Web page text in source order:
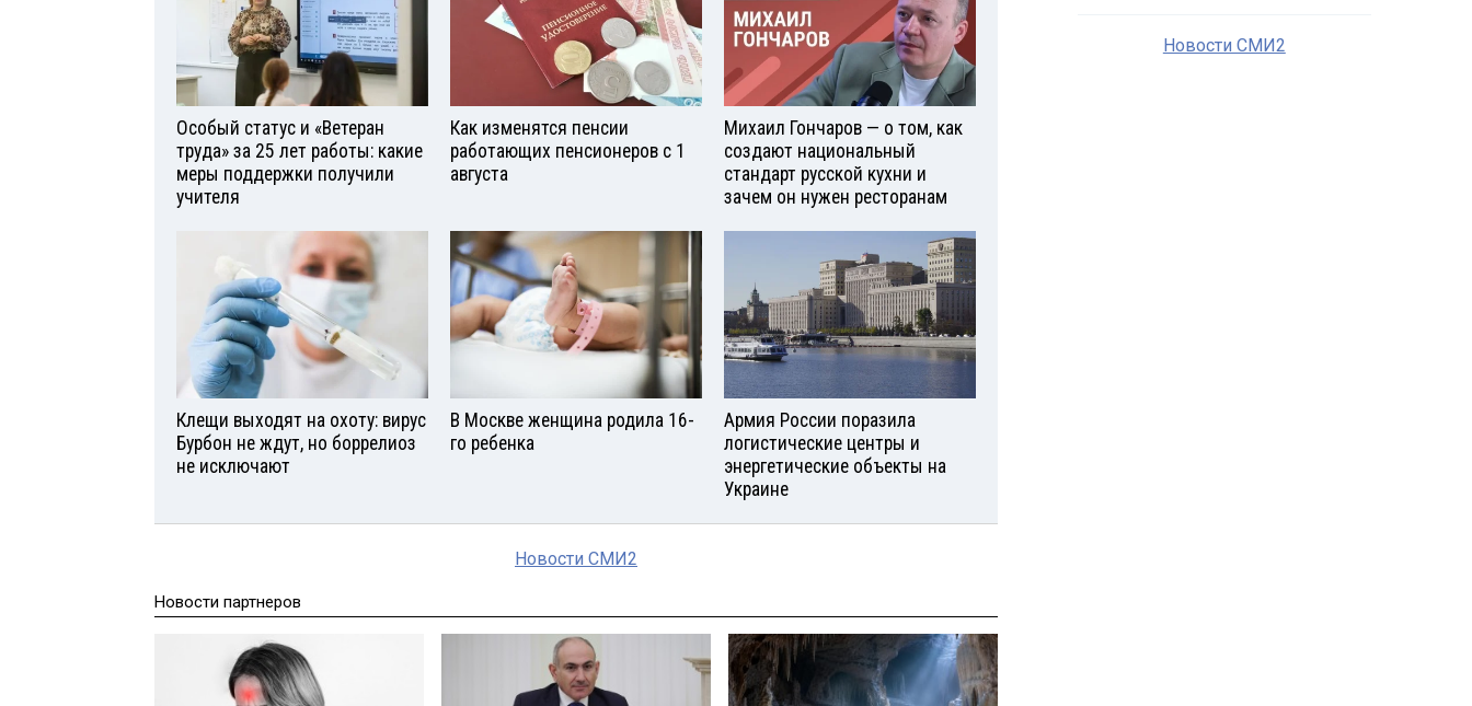
Особый статус и «Ветеран
труда» за 25 лет работы: какие
меры поддержки получили
учителя
Как изменятся пенсии
работающих пенсионеров с 1
августа
Михаил Гончаров — о том, как
создают национальный
стандарт русской кухни и
зачем он нужен ресторанам
Клещи выходят на охоту: вирус
Бурбон не ждут, но боррелиоз
не исключают
В Москве женщина родила 16-
го ребенка
Армия России поразила
логистические центры и
энергетические объекты на
Украине
Новости СМИ2
Новости партнеров
Новости СМИ2